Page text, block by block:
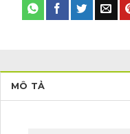
MÔ TẢ